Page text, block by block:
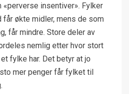
insentiver». Fylker
økte midler, mens de som
får mindre. Store deler av
nemlig etter hvor stort
fylke har. Det betyr at jo
mer penger får fylket til